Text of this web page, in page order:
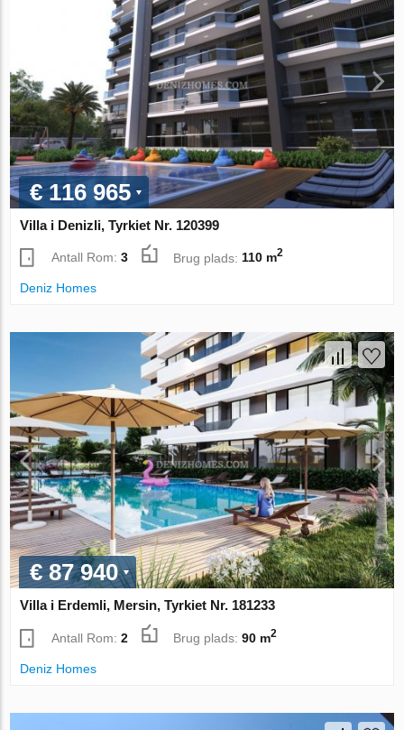
€ 116 965
Villa i Denizli, Tyrkiet Nr. 120399
Antall Rom:3 Brug plads:110 m2
Deniz Homes
€ 87 940
Villa i Erdemli, Mersin, Tyrkiet Nr. 181233
Antall Rom:2 Brug plads:90 m2
Deniz Homes